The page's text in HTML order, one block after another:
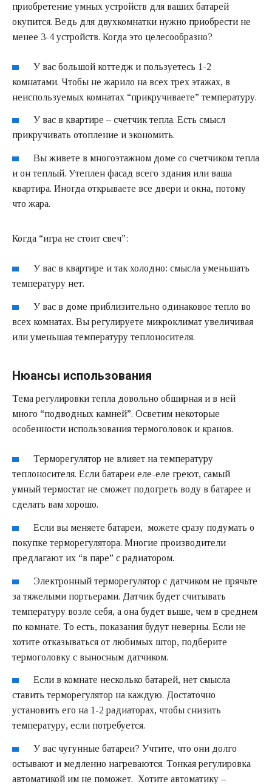
приобретение умных устройств для ваших батарей
окупится. Ведь для двухкомнатки нужно приобрести не
менее 3-4 устройств. Когда это целесообразно?
У вас большой коттедж и пользуетесь 1-2
комнатами. Чтобы не жарило на всех трех этажах, в
неиспользуемых комнатах “прикручиваете” температуру.
У вас в квартире –счетчик тепла. Есть смысл
прикручивать отопление и экономить.
Вы живете в многоэтажном доме со счетчиком тепла
и он теплый. Утеплен фасад всего здания или ваша
квартира. Иногда открываете все двери и окна, потому
что жара.
Когда “игра не стоит свеч”:
У вас в квартире и так холодно: смысла уменьшать
температуру нет.
У вас в доме приблизительно одинаковое тепло во
всех комнатах. Вы регулируете микроклимат увеличивая
или уменьшая температуру теплоносителя.
Нюансы использования
Тема регулировки тепла довольно обширная и в ней
много “подводных камней”. Осветим некоторые
особенности использования термоголовок и кранов.
Терморегулятор не влияет на температуру
теплоносителя. Если батареи еле-еле греют, самый
умный термостат не сможет подогреть воду в батарее и
сделать вам хорошо.
Если вы меняете батареи, можете сразу подумать о
покупке терморегулятора. Многие производители
предлагают их “в паре” с радиатором.
Электронный терморегулятор с датчиком не прячьте
за тяжелыми портьерами. Датчик будет считывать
температуру возле себя, а она будет выше, чем в среднем
по комнате. То есть, показания будут неверны. Если не
хотите отказываться от любимых штор, подберите
термоголовку с выносным датчиком.
Если в комнате несколько батарей, нет смысла
ставить терморегулятор на каждую. Достаточно
установить его на 1-2 радиаторах, чтобы снизить
температуру, если потребуется.
У вас чугунные батареи? Учтите, что они долго
остывают и медленно нагреваются. Тонкая регулировка
автоматикой им не поможет. Хотите автоматику –